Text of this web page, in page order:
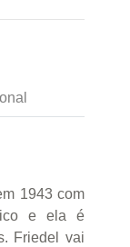
1943 com
e ela é
Friedel vai